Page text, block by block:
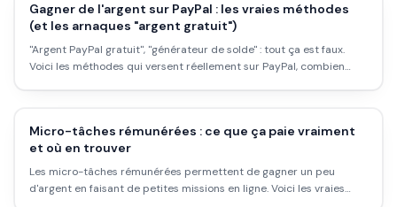
Gagner de l'argent sur PayPal : les vraies méthodes
(et les arnaques "argent gratuit")
"Argent PayPal gratuit", "générateur de solde" : tout ça est faux.
Voici les méthodes qui versent réellement sur PayPal, combien
Micro-tâches rémunérées : ce que ça paie vraiment
et où en trouver
Les micro-tâches rémunérées permettent de gagner un peu
d'argent en faisant de petites missions en ligne. Voici les vraies